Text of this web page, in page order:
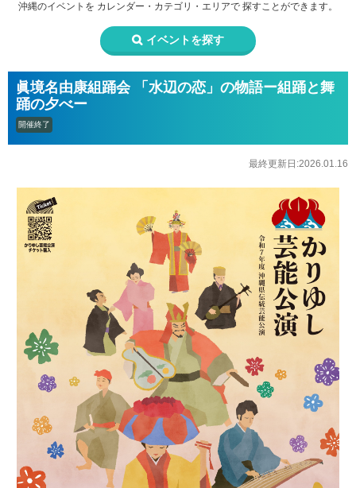
沖縄のイベントを カレンダー・カテゴリ・エリアで 探すことができます。
イベントを探す
眞境名由康組踊会 「水辺の恋」の物語ー組踊と舞
踊の夕べー
開催終了
最終更新日:2026.01.16